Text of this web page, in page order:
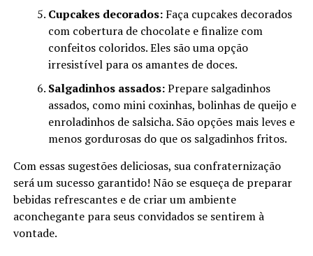
Cupcakes decorados:Faça cupcakes decorados
com cobertura de chocolate e finalize com
confeitos coloridos. Eles são uma opção
irresistível para os amantes de doces.
Salgadinhos assados:Prepare salgadinhos
assados, como mini coxinhas, bolinhas de queijo e
enroladinhos de salsicha. São opções mais leves e
menos gordurosas do que os salgadinhos fritos.
Com essas sugestões deliciosas, sua confraternização
será um sucesso garantido! Não se esqueça de preparar
bebidas refrescantes e de criar um ambiente
aconchegante para seus convidados se sentirem à
vontade.